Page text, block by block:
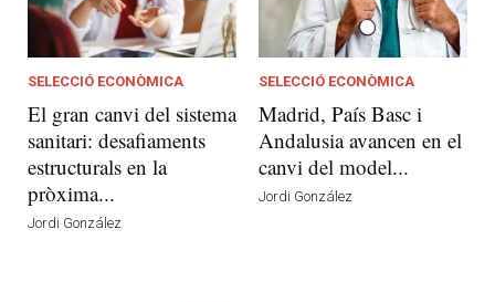
SELECCIÓ ECONÒMICA
El gran canvi del sistema
sanitari: desafiaments
estructurals en la
pròxima...
Jordi González
SELECCIÓ ECONÒMICA
Madrid, País Basc i
Andalusia avancen en el
canvi del model...
Jordi González